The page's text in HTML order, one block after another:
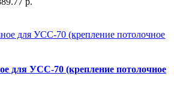
для УСС-70 (крепление потолочное